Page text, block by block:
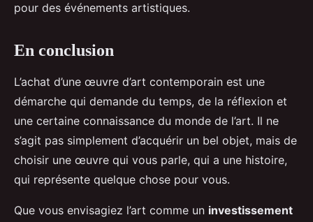
pour des événements artistiques.
En conclusion
L’achat d’une œuvre d’art contemporain est une
démarche qui demande du temps, de la réflexion et
une certaine connaissance du monde de l’art. Il ne
s’agit pas simplement d’acquérir un bel objet, mais de
choisir une œuvre qui vous parle, qui a une histoire,
qui représente quelque chose pour vous.
Que vous envisagiez l’art comme un investissement